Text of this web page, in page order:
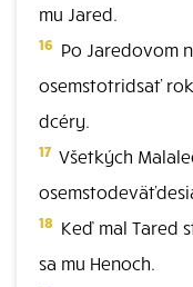
mu Jared.
16 Po Jaredovom
osemstotridsať
dcéry.
17 Všetkých
18 Keď mal Tared
sa mu Henoch.